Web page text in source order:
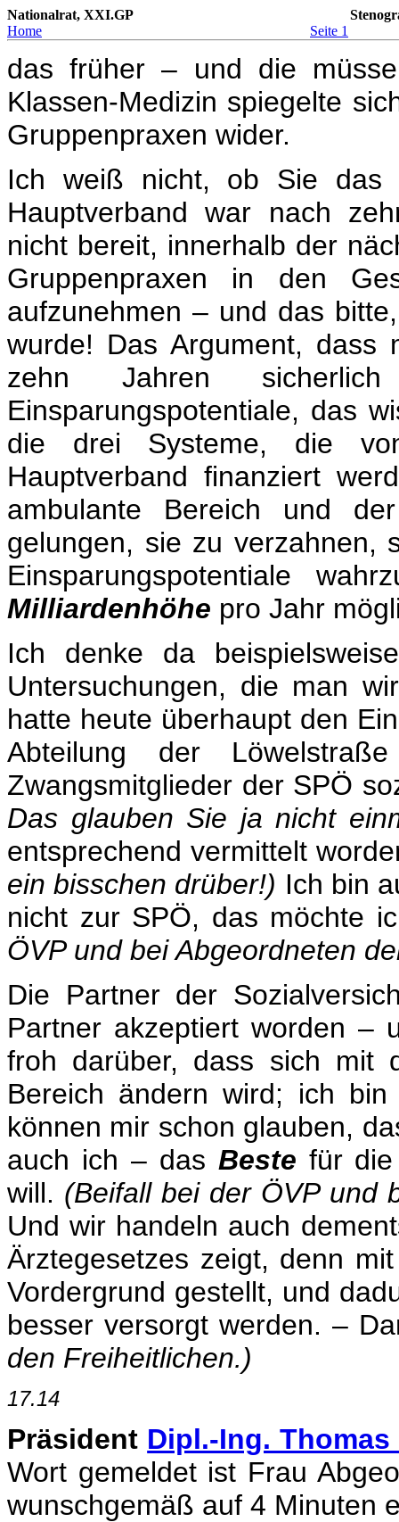
Nationalrat, XXI.GP
Home
Seite 1
das früher – und die
Klassen-Medizin spiegelte
Gruppenpraxen wider.
Ich weiß nicht, ob Sie das
Hauptverband war nach
nicht bereit, innerhalb der
Gruppenpraxen in den
aufzunehmen – und das
wurde! Das Argument,
zehn Jahren
Einsparungspotentiale, das
die drei Systeme, die
Hauptverband finanziert
ambulante Bereich und
gelungen, sie zu verzahnen,
Einsparungspotentiale
Milliardenhöhe pro Jahr
Ich denke da
Untersuchungen, die man
hatte heute überhaupt den
Abteilung der
Zwangsmitglieder der SPÖ
Das glauben Sie ja nicht
entsprechend vermittelt
ein bisschen drüber!) Ich bin
nicht zur SPÖ, das möchte
ÖVP und bei Abgeordneten
Die Partner der
Partner akzeptiert worden –
froh darüber, dass sich mit
Bereich ändern wird; ich
können mir schon glauben,
auch ich – das Beste für
will. (Beifall bei der ÖVP und
Und wir handeln auch
Ärztegesetzes zeigt, denn
Vordergrund gestellt, und
besser versorgt werden. –
den Freiheitlichen.)
17.14
Präsident Dipl.-Ing.
Wort gemeldet ist Frau
wunschgemäß auf 4 Minuten